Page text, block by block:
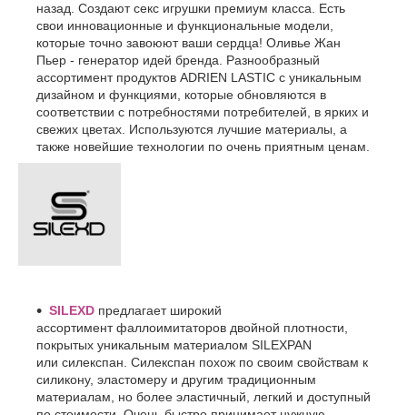
назад. Создают секс игрушки премиум класса. Есть
свои инновационные и функциональные модели,
которые точно завоюют ваши сердца! Оливье Жан
Пьер - генератор идей бренда. Разнообразный
ассортимент продуктов ADRIEN LASTIC с уникальным
дизайном и функциями, которые обновляются в
соответствии с потребностями потребителей, в ярких и
свежих цветах. Используются лучшие материалы, а
также новейшие технологии по очень приятным ценам.
SILEXD предлагает широкий
ассортимент фаллоимитаторов двойной плотности,
покрытых уникальным материалом SILEXPAN
или силекспан. Силекспан похож по своим свойствам к
силикону, эластомеру и другим традиционным
материалам, но более эластичный, легкий и доступный